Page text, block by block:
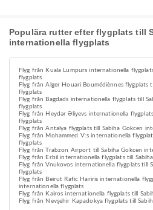
Populära rutter efter flygplats till
internationella flygplats
Flyg från Kuala Lumpurs internationella
flygplats
Flyg från Alger Houari Boumédiènnes flygplats
flygplats
Flyg från Bagdads internationella flygplats till
flygplats
Flyg från Heydər Əliyevs internationella
flygplats
Flyg från Antalya flygplats till Sabiha Gokcen
Flyg från Mohammed V:s internationella
flygplats
Flyg från Trabzon Airport till Sabiha Gokcen
Flyg från Erbil internationella flygplats till
Flyg från Vnukovos internationella flygplats till
flygplats
Flyg från Beirut Rafic Hariris internationella
internationella flygplats
Flyg från Kairos internationella flygplats till
Flyg från Nevşehir Kapadokya flygplats till